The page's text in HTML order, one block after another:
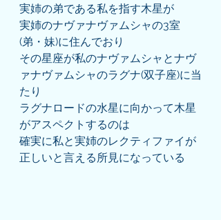
実姉の弟である私を指す木星が
実姉のナヴァナヴァムシャの3室
(弟・妹)に住んでおり
その星座が私のナヴァムシャとナヴ
ァナヴァムシャのラグナ(双子座)に当
たり
ラグナロードの水星に向かって木星
がアスペクトするのは
確実に私と実姉のレクティファイが
正しいと言える所見になっている